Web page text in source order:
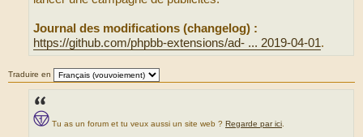
Journal des modifications (changelog) :
https://github.com/phpbb-extensions/ad- ... 2019-04-01.
Traduire en
Tu as un forum et tu veux aussi un site web ? Regarde par ici